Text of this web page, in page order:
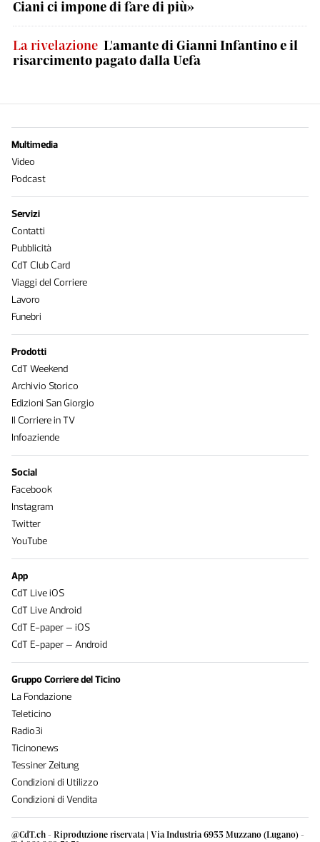
Ciani ci impone di fare di più»
La rivelazione L'amante di Gianni Infantino e il
risarcimento pagato dalla Uefa
@CdT.ch - Riproduzione riservata | Via Industria 6933 Muzzano (Lugano) -
Multimedia
Video
Podcast
Servizi
Contatti
Pubblicità
CdT Club Card
Viaggi del Corriere
Lavoro
Funebri
Prodotti
CdT Weekend
Archivio Storico
Edizioni San Giorgio
Il Corriere in TV
Infoaziende
Social
Facebook
Instagram
Twitter
YouTube
App
CdT Live iOS
CdT Live Android
CdT E-paper – iOS
CdT E-paper – Android
Gruppo Corriere del Ticino
La Fondazione
Teleticino
Radio3i
Ticinonews
Tessiner Zeitung
Condizioni di Utilizzo
Condizioni di Vendita